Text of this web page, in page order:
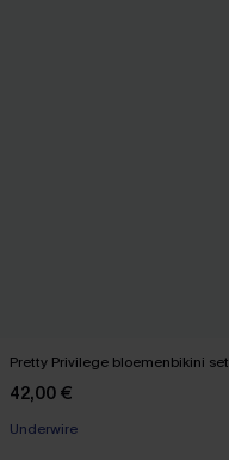
Pretty Privilege bloemenbikini set
42,00 €
Underwire